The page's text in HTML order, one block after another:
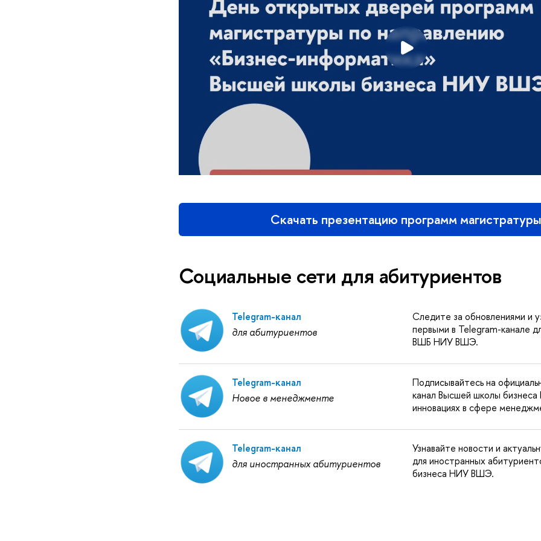
Скачать презентацию программ магистратуры
Социальные сети для абитуриентов
Telegram-канал
для абитуриентов
Следите за обновлениями и
первыми в Telegram-канале
ВШБ НИУ ВШЭ.
Telegram-канал
Новое в менеджменте
Подписывайтесь на
канал Высшей школы
инновациях в сфере
Telegram-канал
для иностранных абитуриентов
Узнавайте новости и
для иностранных
бизнеса НИУ ВШЭ.